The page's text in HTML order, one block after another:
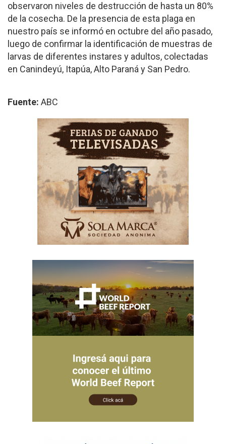
observaron niveles de destrucción de hasta un 80%
de la cosecha. De la presencia de esta plaga en
nuestro país se informó en octubre del año pasado,
luego de confirmar la identificación de muestras de
larvas de diferentes instares y adultos, colectadas
en Canindeyú, Itapúa, Alto Paraná y San Pedro.
Fuente: ABC